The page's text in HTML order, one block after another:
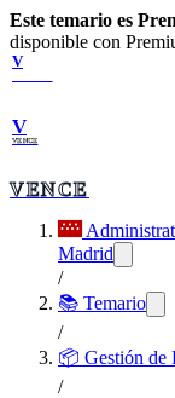
Este temario es
disponible con
V
V
VENCE
VENCE
Madrid
/
📚 Temario
/
📦 Gestión de
/